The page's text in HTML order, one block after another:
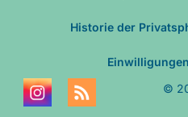
Historie der
©